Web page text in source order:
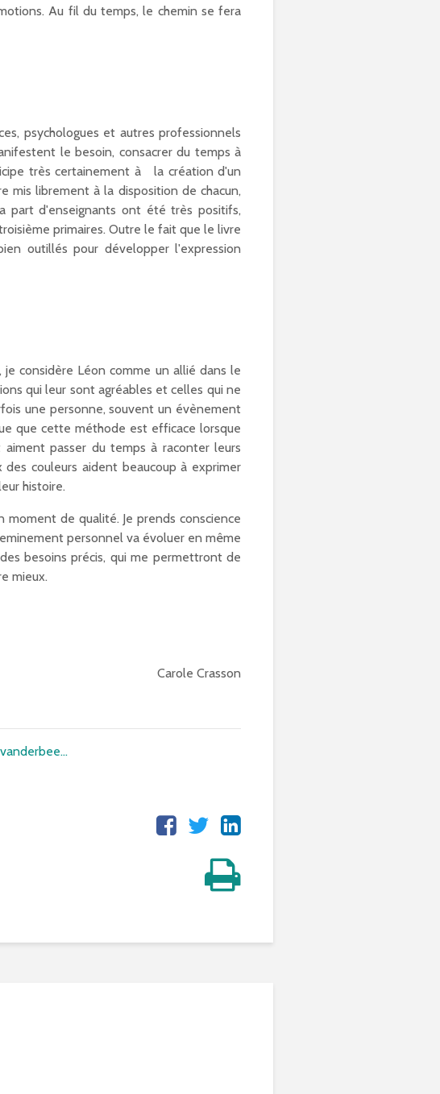
Au fil du temps, le chemin se fera
psychologues et autres professionnels
le besoin, consacrer du temps à
très certainement à la création d'un
mis librement à la disposition de chacun,
part d'enseignants ont été très positifs,
primaires. Outre le fait que le livre
outillés pour développer l'expression
considère Léon comme un allié dans le
qui leur sont agréables et celles qui ne
une personne, souvent un évènement
que cette méthode est efficace lorsque
passer du temps à raconter leurs
couleurs aident beaucoup à exprimer
histoire.
de qualité. Je prends conscience
personnel va évoluer en même
besoins précis, qui me permettront de
mieux.
Carole Crasson